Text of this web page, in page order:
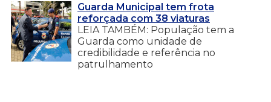
Guarda Municipal tem frota
reforçada com 38 viaturas
LEIA TAMBÉM: População tem a
Guarda como unidade de
credibilidade e referência no
patrulhamento